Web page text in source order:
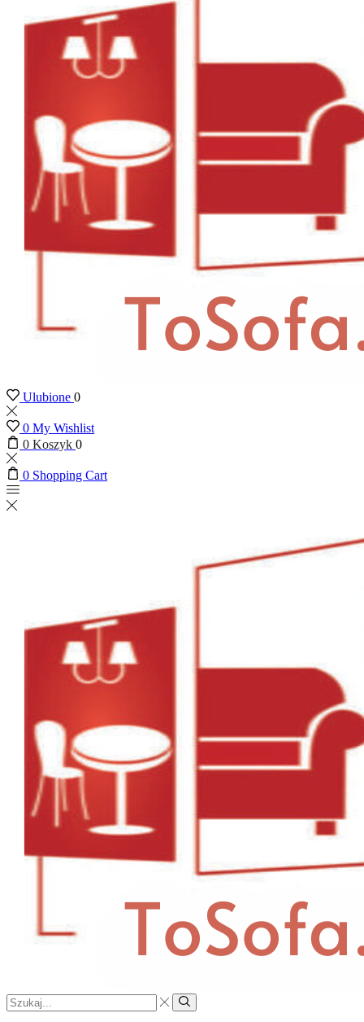
Ulubione 0
0 My Wishlist
0 Koszyk 0
0 Shopping Cart
Search
input
Search